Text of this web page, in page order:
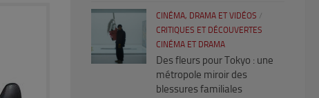
CINÉMA, DRAMA ET VIDÉOS /
CRITIQUES ET DÉCOUVERTES
CINÉMA ET DRAMA
Des fleurs pour Tokyo : une
métropole miroir des
blessures familiales